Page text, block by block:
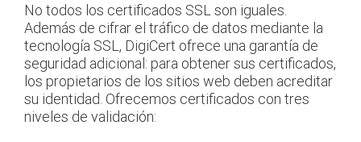
No todos los certificados SSL son iguales.
Además de cifrar el tráfico de datos mediante la
tecnología SSL, DigiCert ofrece una garantía de
seguridad adicional: para obtener sus certificados,
los propietarios de los sitios web deben acreditar
su identidad. Ofrecemos certificados con tres
niveles de validación: